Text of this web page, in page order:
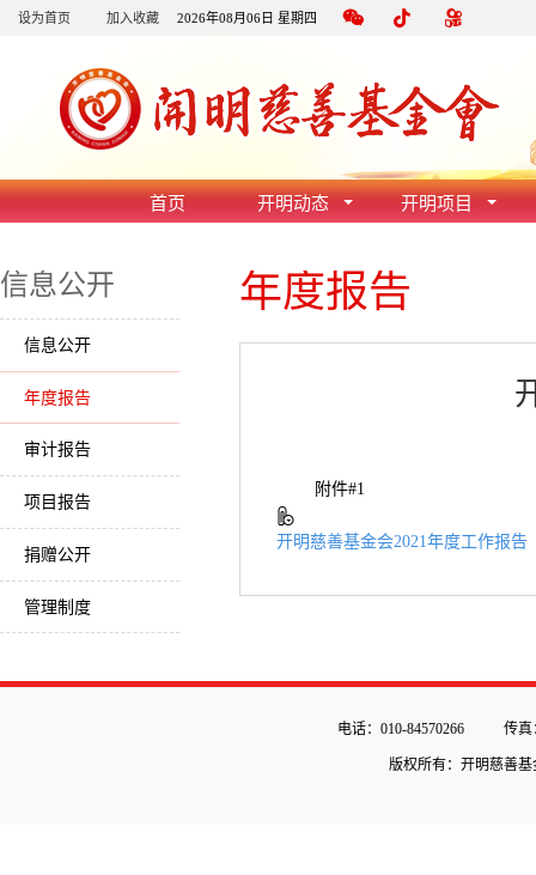
设为首页 加入收藏 2026年08月06日 星期四
首页 开明动态 开明项目
信息公开
信息公开
年度报告
审计报告
项目报告
捐赠公开
管理制度
年度报告
附件#1
开明慈善基金会2021年度工作报告
电话：010-84570266 传真
版权所有：开明慈善基